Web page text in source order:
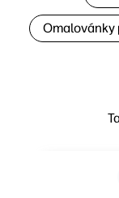
Omalovánky